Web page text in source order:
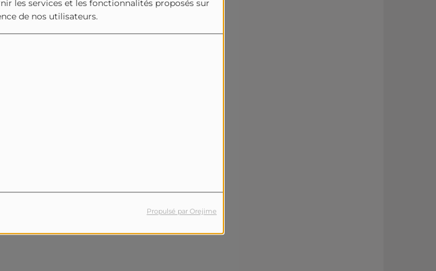
les services et les fonctionnalités proposés sur
de nos utilisateurs.
Propulsé par Orejime